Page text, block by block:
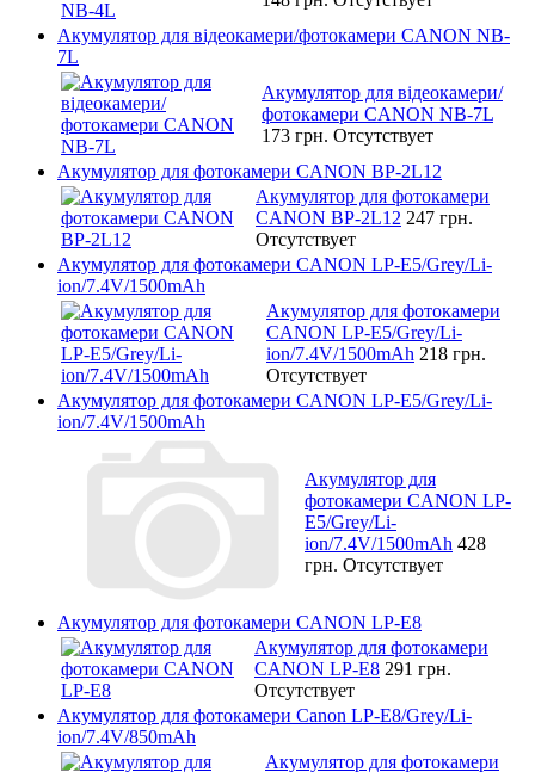
Акумулятор для відеокамери/фотокамери CANON NB-
7L
Акумулятор для відеокамери/
фотокамери CANON NB-7L
173 грн. Отсутствует
Акумулятор для фотокамери CANON BP-2L12
Акумулятор для фотокамери
CANON BP-2L12 247 грн.
Отсутствует
Акумулятор для фотокамери CANON LP-E5/Grey/Li-
ion/7.4V/1500mAh
Акумулятор для фотокамери
CANON LP-E5/Grey/Li-
ion/7.4V/1500mAh 218 грн.
Отсутствует
Акумулятор для фотокамери CANON LP-E5/Grey/Li-
ion/7.4V/1500mAh
Акумулятор для
фотокамери CANON LP-
E5/Grey/Li-
ion/7.4V/1500mAh 428
грн. Отсутствует
Акумулятор для фотокамери CANON LP-E8
Акумулятор для фотокамери
CANON LP-E8 291 грн.
Отсутствует
Акумулятор для фотокамери Canon LP-E8/Grey/Li-
ion/7.4V/850mAh
Акумулятор для фотокамери